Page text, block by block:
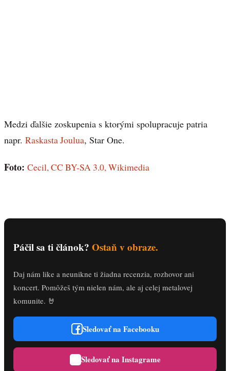
Medzi ďalšie zoskupenia s ktorými spolupracuje patria
napr. Raskasta Joulua, Star One.
Foto: Cecil, CC BY-SA 3.0, Wikimedia
Páčil sa ti článok? Ostaň v obraze.
Daj nám like a neunikne ti žiadna recenzia, rozhovor ani
koncert. Pomôžeš tým nielen nám, ale aj celej metalovej
komunite. 🤘
Sledovať na Facebooku
Sledovať na Instagrame